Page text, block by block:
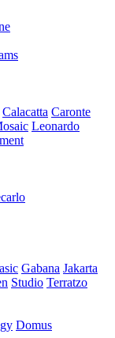
Calacatta Caronte
Leonardo
Gabana Jakarta
Studio Terratzo
Domus